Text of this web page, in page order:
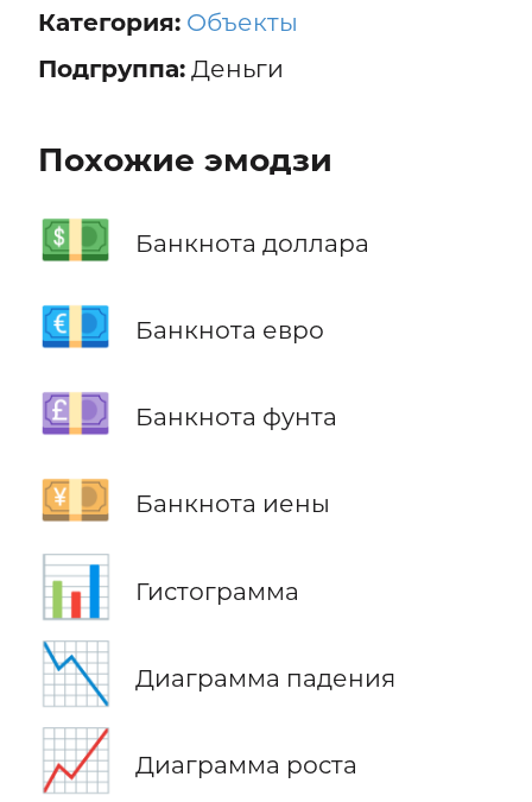
Категория: Объекты
Подгруппа:Деньги
Похожие эмодзи
💵 Банкнота доллара
💶 Банкнота евро
💷 Банкнота фунта
💴 Банкнота иены
📊 Гистограмма
📉 Диаграмма падения
📈 Диаграмма роста